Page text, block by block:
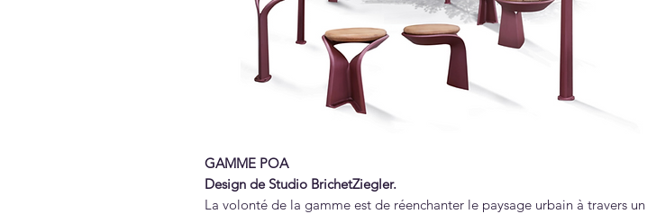
GAMME POA
Design de Studio BrichetZiegler.
La volonté de la gamme est de réenchanter le paysage urbain à travers un